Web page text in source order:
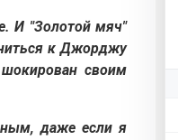
И "Золотой мяч"
к Джорджу
своим
даже если я